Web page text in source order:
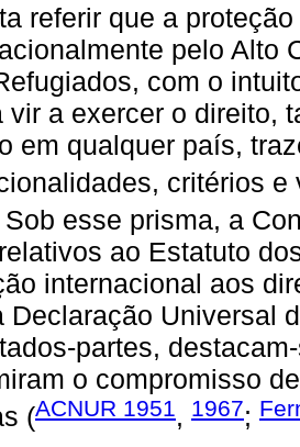
referir que a
pelo Alto
com o
vir a exercer o direito,
em qualquer país,
critérios
Sob esse prisma, a
ao Estatuto
internacional aos
Declaração Universal
partes,
o compromisso
(ACNUR 1951, 1967;